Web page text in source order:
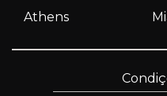
Athens